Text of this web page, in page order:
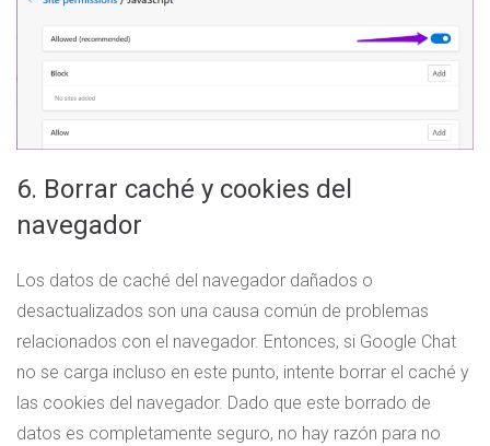
6. Borrar caché y cookies del
navegador
Los datos de caché del navegador dañados o
desactualizados son una causa común de problemas
relacionados con el navegador. Entonces, si Google Chat
no se carga incluso en este punto, intente borrar el caché y
las cookies del navegador. Dado que este borrado de
datos es completamente seguro, no hay razón para no